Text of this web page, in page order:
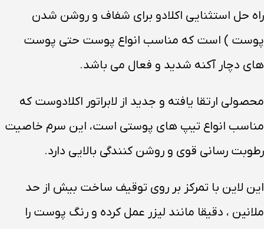
راه حل استثنایی اکلادو برای شفاف و روشن شدن
پوست ) است که مناسب انواع پوست حتی پوست
های دچار آکنه شدید و فعال می باشد.
محصولی ارتقا یافته و جدید از لابراتور اکلادوست که
مناسب انواع تیپ های پوستی است، این سرم خاصیت
رطوبت رسانی قوی و روشن کنندگی بالایی دارد.
این لاین با تمرکز بر روی توقیف ساخت بیش از حد
ملانین ، دقیقا مانند لیزر عمل کرده و رنگ پوست را